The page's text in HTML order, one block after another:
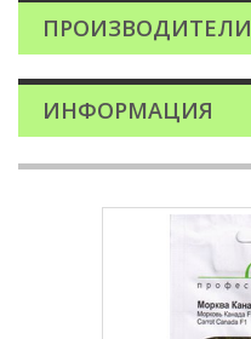
ПРОИЗВОДИТЕЛИ
ИНФОРМАЦИЯ